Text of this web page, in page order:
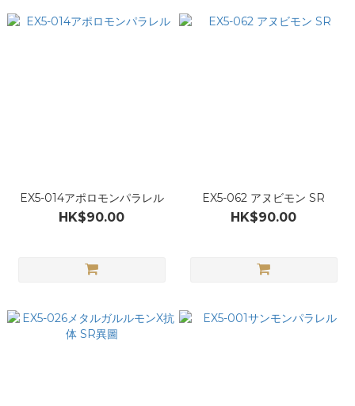
EX5-014アポロモンパラレル
HK$90.00
EX5-062 アヌビモン SR
HK$90.00